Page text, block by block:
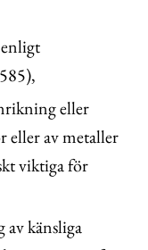
eller
eller av metaller
viktiga för
känsliga